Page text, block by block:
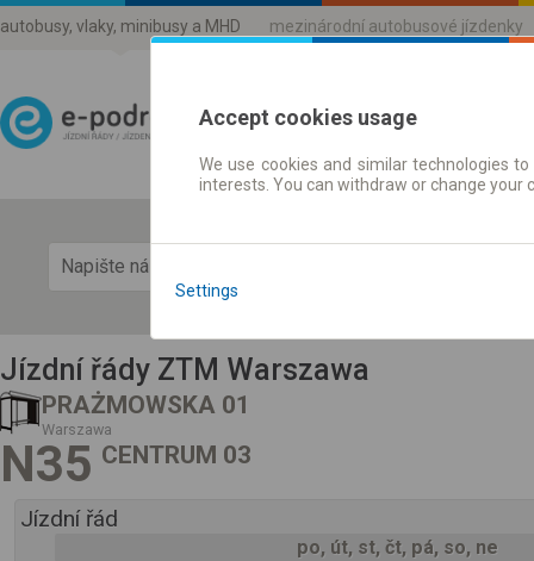
autobusy, vlaky, minibusy a MHD mezinárodní autobusové jízdenky
Jízdni řády a jízdenky
Jízdní řády ZTM Warszawa
PRAŻMOWSKA 01
Warszawa
N35 CENTRUM 03
Jízdní řád
po, út, st, čt, pá, so, ne
Accept cookies usage
We use cookies and similar technologies
interests. You can withdraw or change
Settings